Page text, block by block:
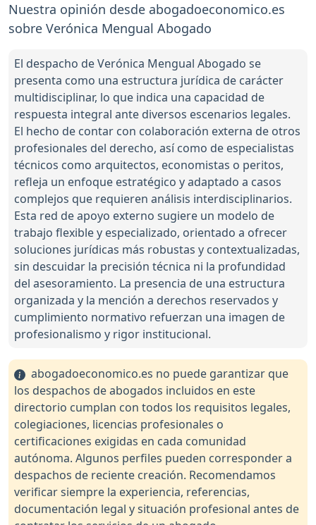
Nuestra opinión desde abogadoeconomico.es
sobre Verónica Mengual Abogado
El despacho de Verónica Mengual Abogado se
presenta como una estructura jurídica de carácter
multidisciplinar, lo que indica una capacidad de
respuesta integral ante diversos escenarios legales.
El hecho de contar con colaboración externa de otros
profesionales del derecho, así como de especialistas
técnicos como arquitectos, economistas o peritos,
refleja un enfoque estratégico y adaptado a casos
complejos que requieren análisis interdisciplinarios.
Esta red de apoyo externo sugiere un modelo de
trabajo flexible y especializado, orientado a ofrecer
soluciones jurídicas más robustas y contextualizadas,
sin descuidar la precisión técnica ni la profundidad
del asesoramiento. La presencia de una estructura
organizada y la mención a derechos reservados y
cumplimiento normativo refuerzan una imagen de
profesionalismo y rigor institucional.
abogadoeconomico.es no puede garantizar que
los despachos de abogados incluidos en este
directorio cumplan con todos los requisitos legales,
colegiaciones, licencias profesionales o
certificaciones exigidas en cada comunidad
autónoma. Algunos perfiles pueden corresponder a
despachos de reciente creación. Recomendamos
verificar siempre la experiencia, referencias,
documentación legal y situación profesional antes de